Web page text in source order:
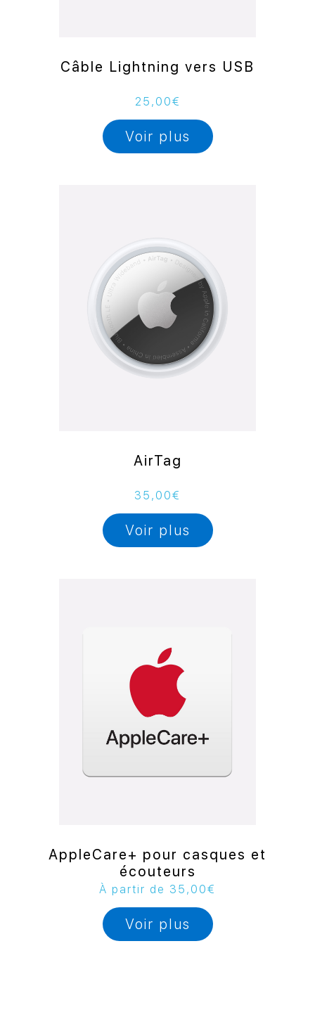
Câble Lightning vers USB
25,00€
Voir plus
AirTag
35,00€
Voir plus
AppleCare+ pour casques et
écouteurs
À partir de 35,00€
Voir plus